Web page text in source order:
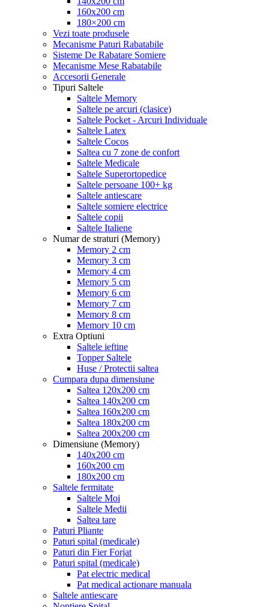
160x200 cm
180×200 cm
Vezi toate produsele
Mecanisme Paturi Rabatabile
Sisteme De Rabatare Somiere
Mecanisme Mese Rabatabile
Accesorii Generale
Tipuri Saltele
Saltele Memory
Saltele pe arcuri (clasice)
Saltele Pocket - Arcuri Individuale
Saltele Latex
Saltele Cocos
Saltea cu 7 zone de confort
Saltele Medicale
Saltele Superortopedice
Saltele persoane 100+ kg
Saltele antiescare
Saltele somiere electrice
Saltele copii
Saltele Italiene
Numar de straturi (Memory)
Memory 2 cm
Memory 3 cm
Memory 4 cm
Memory 5 cm
Memory 6 cm
Memory 7 cm
Memory 8 cm
Memory 10 cm
Extra Optiuni
Saltele ieftine
Topper Saltele
Huse / Protectii saltea
Cumpara dupa dimensiune
Saltea 120x200 cm
Saltea 140x200 cm
Saltea 160x200 cm
Saltea 180x200 cm
Saltea 200x200 cm
Dimensiune (Memory)
140x200 cm
160x200 cm
180x200 cm
Saltele fermitate
Saltele Moi
Saltele Medii
Saltea tare
Paturi Pliante
Paturi spital (medicale)
Paturi din Fier Forjat
Paturi spital (medicale)
Pat electric medical
Pat medical actionare manuala
Saltele antiescare